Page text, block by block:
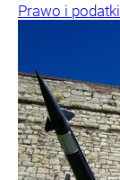
Prawo i podatki